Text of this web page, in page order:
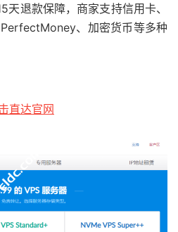
天退款保障，商家支持信用卡、
、加密货币等多种
直达官网